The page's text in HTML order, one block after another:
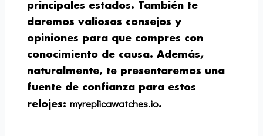
principales estados. También te
daremos valiosos consejos y
opiniones para que compres con
conocimiento de causa. Además,
naturalmente, te presentaremos una
fuente de confianza para estos
relojes:myreplicawatches.io.